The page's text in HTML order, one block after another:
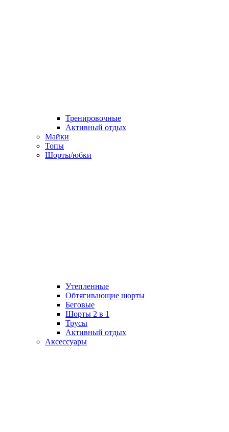
Тренировочные
Активный отдых
Майки
Топы
Шорты/юбки
Утепленные
Обтягивающие шорты
Беговые
Шорты 2 в 1
Трусы
Активный отдых
Аксессуары